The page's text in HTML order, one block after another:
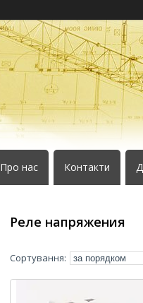
Про нас Контакти
Реле напряжения